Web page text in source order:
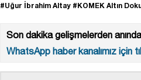
#Uğur İbrahim Altay #KOMEK Altın
Son dakika gelişmelerden
WhatsApp haber kanalımız için